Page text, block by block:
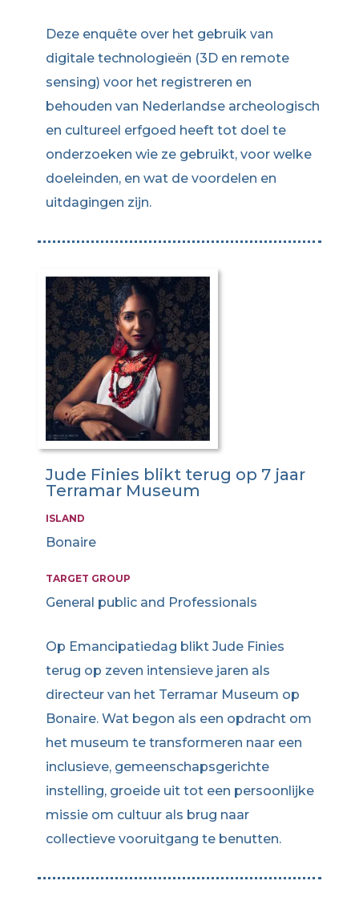
Deze enquête over het gebruik van
digitale technologieën (3D en remote
sensing) voor het registreren en
behouden van Nederlandse archeologisch
en cultureel erfgoed heeft tot doel te
onderzoeken wie ze gebruikt, voor welke
doeleinden, en wat de voordelen en
uitdagingen zijn.
Jude Finies blikt terug op 7 jaar
Terramar Museum
ISLAND
Bonaire
TARGET GROUP
General public and Professionals
Op Emancipatiedag blikt Jude Finies
terug op zeven intensieve jaren als
directeur van het Terramar Museum op
Bonaire. Wat begon als een opdracht om
het museum te transformeren naar een
inclusieve, gemeenschapsgerichte
instelling, groeide uit tot een persoonlijke
missie om cultuur als brug naar
collectieve vooruitgang te benutten.